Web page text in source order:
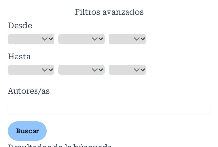
Filtros avanzados
Desde
Hasta
Autores/as
Buscar